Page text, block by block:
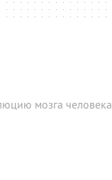
мозга человека